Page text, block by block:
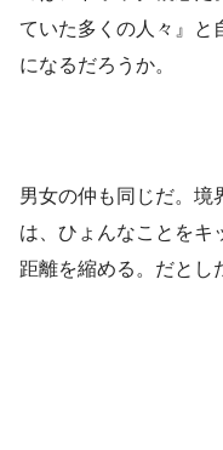
ていた多くの人々』と
になるだろうか。
男女の仲も同じだ。境
は、ひょんなことをキ
距離を縮める。だとし